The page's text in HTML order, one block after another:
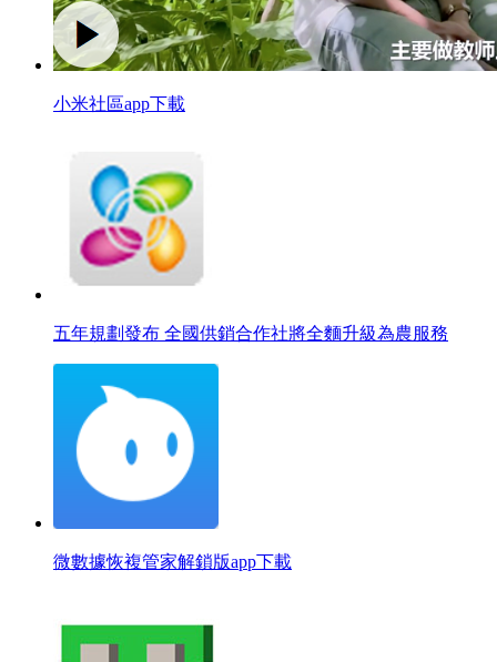
小米社區app下載
五年規劃發布 全國供銷合作社將全麵升級為農服務
微數據恢複管家解鎖版app下載